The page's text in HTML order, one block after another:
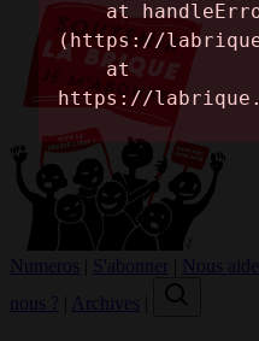
Numeros S'abonner Nous aider
nous ?
Archives